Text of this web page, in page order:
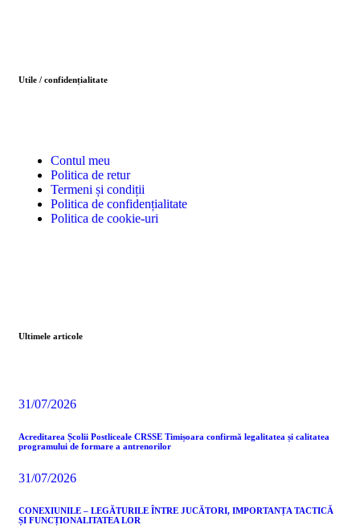
Utile / confidențialitate
Contul meu
Politica de retur
Termeni și condiții
Politica de confidențialitate
Politica de cookie-uri
Ultimele articole
31/07/2026
Acreditarea Școlii Postliceale CRSSE Timișoara confirmă legalitatea și calitatea
programului de formare a antrenorilor
31/07/2026
CONEXIUNILE – LEGĂTURILE ÎNTRE JUCĂTORI, IMPORTANȚA TACTICĂ
ȘI FUNCȚIONALITATEA LOR